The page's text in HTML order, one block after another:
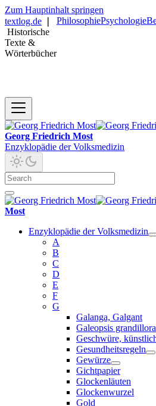
Zum Hauptinhalt springen
textlog.de
Historische
Texte &
Wörterbücher
PhilosophiePsychologie
Georg Friedrich Most
Enzyklopädie der Volksmedizin
Most
Enzyklopädie der Volksmedizin
A
B
C
D
E
F
G
Galanga, Galgant
Galeopsis grandillora
Geschwüre,
Gesundheitsregeln
Gewürze
Gichtpapier
Glockenläuten
Glockenwurzel
Gold